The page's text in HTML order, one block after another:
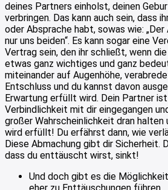
deines Partners einholst, deinen
verbringen. Das kann auch sein, dass
oder Absprache habt, sowas wie:
nur uns beiden“. Es kann sogar eine
Vertrag sein, den ihr schließt, wenn
etwas ganz wichtiges und ganz
miteinander auf Augenhöhe,
Entschluss und du kannst davon
Erwartung erfüllt wird. Dein Partner
Verbindlichkeit mit dir eingegangen
großer Wahrscheinlichkeit dran halten
wird erfüllt! Du erfährst dann, wie
Diese Abmachung gibt dir Sicherheit.
dass du enttäuscht wirst, sinkt!
Und doch gibt es die